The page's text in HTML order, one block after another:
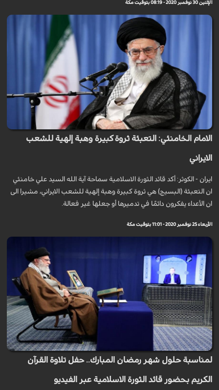
الإثنين 30 نوفمبر 2020 - 08:19 بتوقيت مكة
الامام الخامنئي: التعبئة ثروة كبيرة وهبة إلهية للشعب
الايراني
ايران - الكوثر: أكد قائد الثورة الاسلامية سماحة آية الله السيد علي خامنئي
ان التعبئة (البسيج) هي ثروة كبيرة وهبة إلهية للشعب الايراني، مشيرا الى
ان الأعداء يفكرون دائمًا في تدميرها أو جعلها غير فعالة.
الأربعاء 25 نوفمبر 2020 - 11:01 بتوقيت مكة
لمناسبة حلول شهر رمضان المبارك.. حفل تلاوة القرآن
الكريم بحضور قائد الثورة الاسلامية عبر الفيديو